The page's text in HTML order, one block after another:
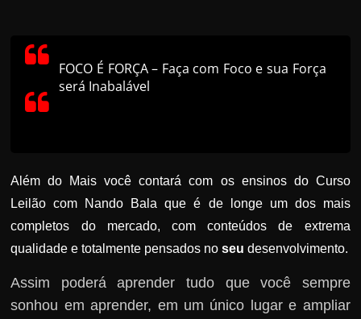
FOCO É FORÇA – Faça com Foco e sua Força
será Inabalável
Além do Mais você contará com os ensinos do Curso
Leilão com Nando Bala que é de longe um dos mais
completos do mercado, com conteúdos de extrema
qualidade e totalmente pensados noseu desenvolvimento.
Assim poderá aprender tudo que você sempre
sonhou em aprender, em um único lugar e ampliar